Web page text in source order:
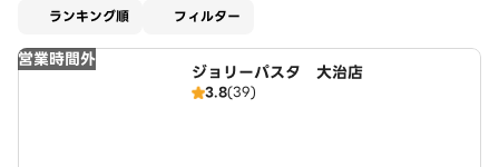
ランキング順 フィルター
営業時間外
ジョリーパスタ 大治店
3.8(39)